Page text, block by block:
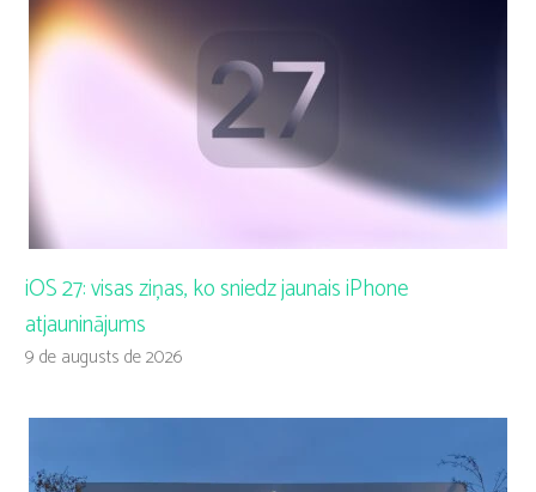
iOS 27: visas ziņas, ko sniedz jaunais iPhone
atjauninājums
9 de augusts de 2026